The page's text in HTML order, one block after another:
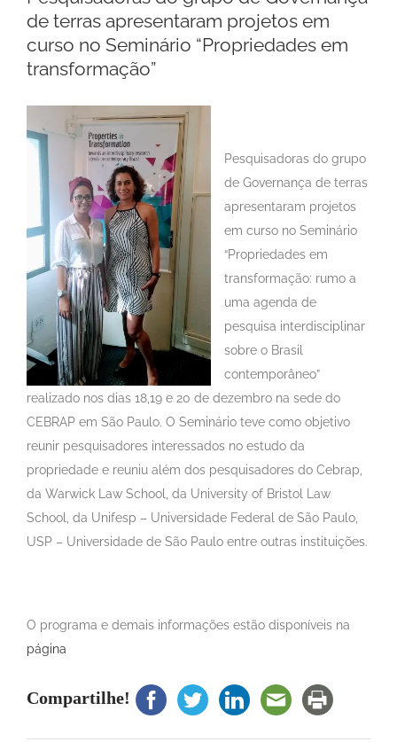
de terras apresentaram projetos em
curso no Seminário “Propriedades em
transformação”
Pesquisadoras do grupo
de Governança de terras
apresentaram projetos
em curso no Seminário
“Propriedades em
transformação: rumo a
uma agenda de
pesquisa interdisciplinar
sobre o Brasil
contemporâneo”
realizado nos dias 18,19 e 20 de dezembro na sede do
CEBRAP em São Paulo. O Seminário teve como objetivo
reunir pesquisadores interessados no estudo da
propriedade e reuniu além dos pesquisadores do Cebrap,
da Warwick Law School, da University of Bristol Law
School, da Unifesp – Universidade Federal de São Paulo,
USP – Universidade de São Paulo entre outras instituições.
O programa e demais informações estão disponíveis na
página
Compartilhe!